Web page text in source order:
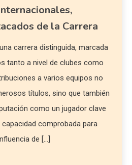
de la Carrera
carrera distinguida, marcada
tanto a nivel de clubes como
a varios equipos no
títulos, sino que también
como un jugador clave
comprobada para
de […]